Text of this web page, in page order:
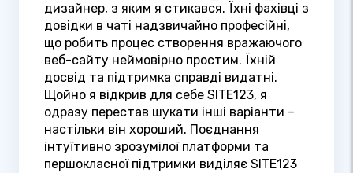
дизайнер, з яким я стикався. Їхні фахівці з
довідки в чаті надзвичайно професійні,
що робить процес створення вражаючого
веб-сайту неймовірно простим. Їхній
досвід та підтримка справді видатні.
Щойно я відкрив для себе SITE123, я
одразу перестав шукати інші варіанти –
настільки він хороший. Поєднання
інтуїтивно зрозумілої платформи та
першокласної підтримки виділяє SITE123